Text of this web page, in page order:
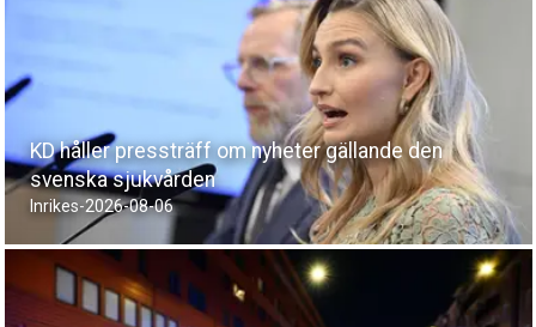
KD håller pressträff om nyheter gällande den
svenska sjukvården
Inrikes-2026-08-06